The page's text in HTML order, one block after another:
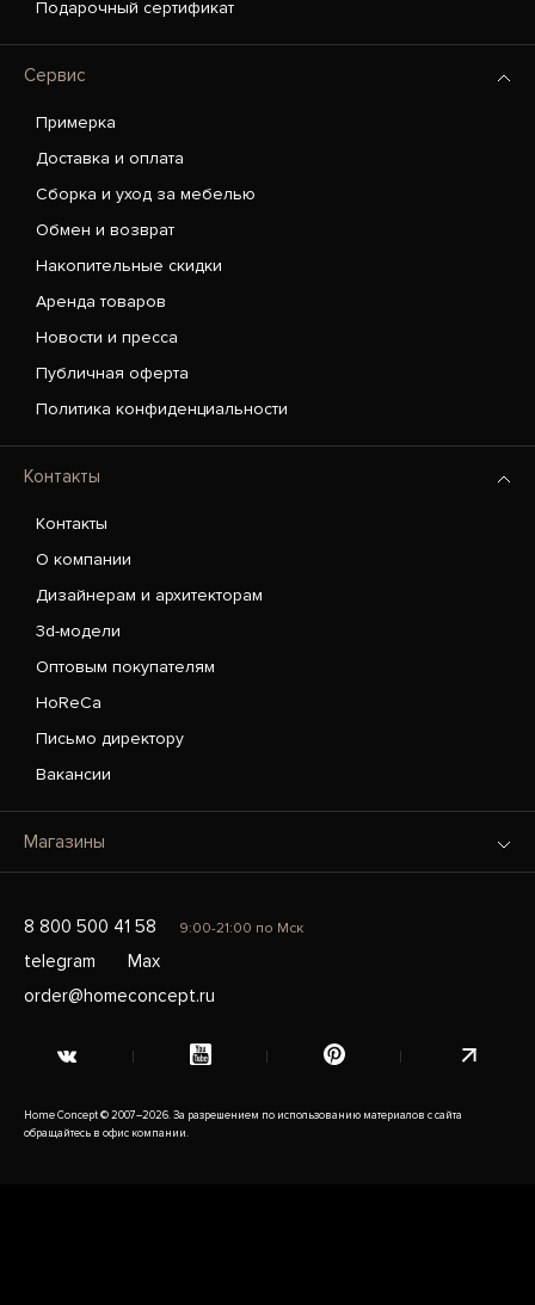
Подарочный сертификат
Сервис
Примерка
Доставка и оплата
Сборка и уход за мебелью
Обмен и возврат
Накопительные скидки
Аренда товаров
Новости и пресса
Публичная оферта
Политика конфиденциальности
Контакты
Контакты
О компании
Дизайнерам и архитекторам
3d-модели
Оптовым покупателям
HoReCa
Письмо директору
Вакансии
Магазины
8 800 500 41 58 9:00-21:00 по Мск
telegram
Max
order@homeconcept.ru
Home Concept © 2007–2026. За разрешением по использованию материалов с сайта
обращайтесь в офис компании.